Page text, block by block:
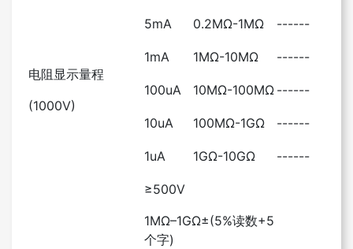
电阻显示量程
(1000V)
5mA 0.2MΩ-1MΩ ------
1mA 1MΩ-10MΩ ------
100uA 10MΩ-100MΩ ------
10uA 100MΩ-1GΩ ------
1uA 1GΩ-10GΩ ------
≥500V
1MΩ–1GΩ±(5%读数+5
个字)